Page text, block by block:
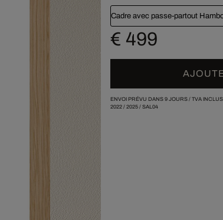
Cadre avec passe-partout
€ 499
ENVOI PRÉVU DANS 9 JOURS / TVA
2022/ 2025/ SAL04